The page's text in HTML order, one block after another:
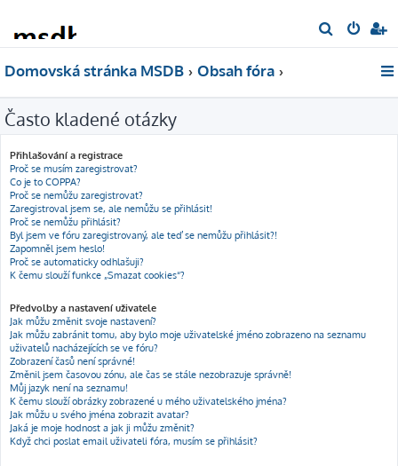
l
t
Domovská stránka MSDB Obsah fóra
Často kladené otázky
Přihlašování a registrace
Proč se musím zaregistrovat?
Co je to COPPA?
Proč se nemůžu zaregistrovat?
Zaregistroval jsem se, ale nemůžu se přihlásit!
Proč se nemůžu přihlásit?
Byl jsem ve fóru zaregistrovaný, ale teď se nemůžu přihlásit?!
Zapomněl jsem heslo!
Proč se automaticky odhlašuji?
K čemu slouží funkce „Smazat cookies“?
Předvolby a nastavení uživatele
Jak můžu změnit svoje nastavení?
Jak můžu zabránit tomu, aby bylo moje uživatelské jméno zobrazeno na seznamu
uživatelů nacházejících se ve fóru?
Zobrazení časů není správné!
Změnil jsem časovou zónu, ale čas se stále nezobrazuje správně!
Můj jazyk není na seznamu!
K čemu slouží obrázky zobrazené u mého uživatelského jména?
Jak můžu u svého jména zobrazit avatar?
Jaká je moje hodnost a jak ji můžu změnit?
Když chci poslat email uživateli fóra, musím se přihlásit?